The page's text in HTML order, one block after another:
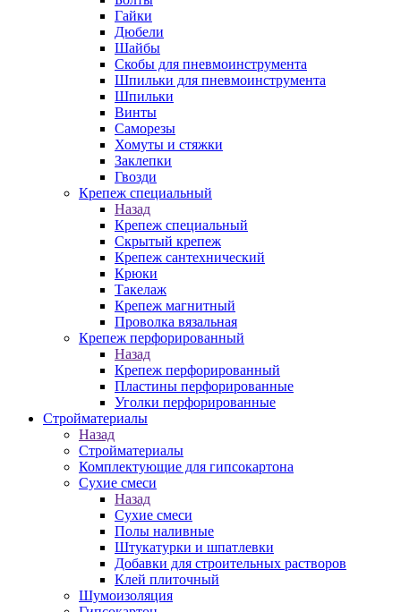
Гайки
Дюбели
Шайбы
Скобы для пневмоинструмента
Шпильки для пневмоинструмента
Шпильки
Винты
Саморезы
Хомуты и стяжки
Заклепки
Гвозди
Крепеж специальный
Назад
Крепеж специальный
Скрытый крепеж
Крепеж сантехнический
Крюки
Такелаж
Крепеж магнитный
Проволка вязальная
Крепеж перфорированный
Назад
Крепеж перфорированный
Пластины перфорированные
Уголки перфорированные
Стройматериалы
Назад
Стройматериалы
Комплектующие для гипсокартона
Сухие смеси
Назад
Сухие смеси
Полы наливные
Штукатурки и шпатлевки
Добавки для строительных растворов
Клей плиточный
Шумоизоляция